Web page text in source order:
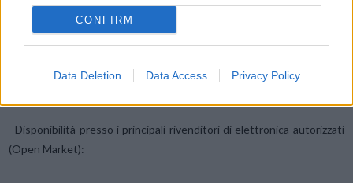
CONFIRM
Data Deletion Data Access Privacy Policy
Colori, prezzo e disponibilità
Per soddisfare gusti e stili diversi, HONOR Magic8 Lite è disponibile
in 2 colorazioni: Forest Green e Midnight Black.
Disponibilità presso i principali rivenditori di elettronica autorizzati
(Open Market):